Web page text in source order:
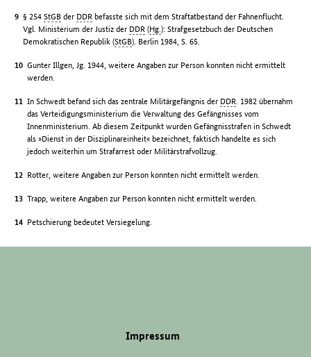
§ 254StGB der DDR befasste sich mit dem Straftatbestand der Fahnenflucht.
Vgl. Ministerium der Justiz der DDR (Hg.): Strafgesetzbuch der Deutschen
Demokratischen Republik (StGB). Berlin 1984, S. 65.
Gunter Illgen, Jg. 1944, weitere Angaben zur Person konnten nicht ermittelt
werden.
In Schwedt befand sich das zentrale Militärgefängnis der DDR . 1982 übernahm
das Verteidigungsministerium die Verwaltung des Gefängnisses vom
Innenministerium. Ab diesem Zeitpunkt wurden Gefängnisstrafen in Schwedt
als »Dienst in der Disziplinareinheit« bezeichnet, faktisch handelte es sich
jedoch weiterhin um Strafarrest oder Militärstrafvollzug.
Rotter, weitere Angaben zur Person konnten nicht ermittelt werden.
Trapp, weitere Angaben zur Person konnten nicht ermittelt werden.
Petschierung bedeutet Versiegelung.
Impressum